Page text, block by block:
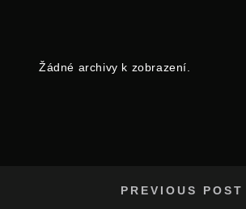
Žádné archivy k zobrazení.
PREVIOUS POST